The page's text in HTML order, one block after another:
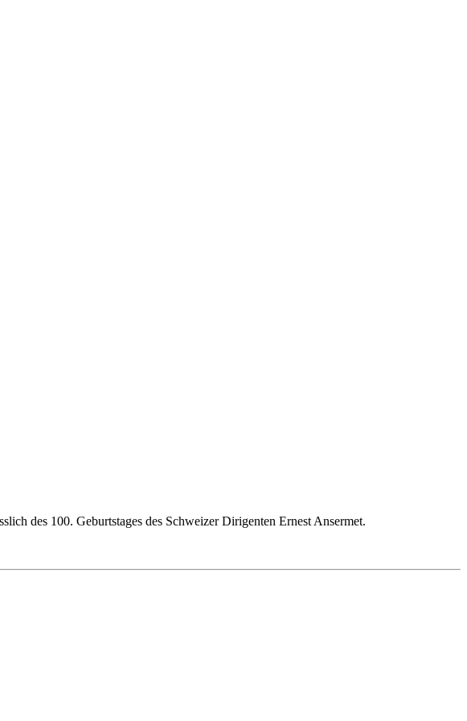
des 100. Geburtstages des Schweizer Dirigenten Ernest Ansermet.